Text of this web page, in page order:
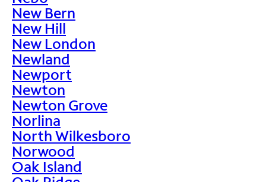
New Bern
New Hill
New London
Newland
Newport
Newton
Newton Grove
Norlina
North Wilkesboro
Norwood
Oak Island